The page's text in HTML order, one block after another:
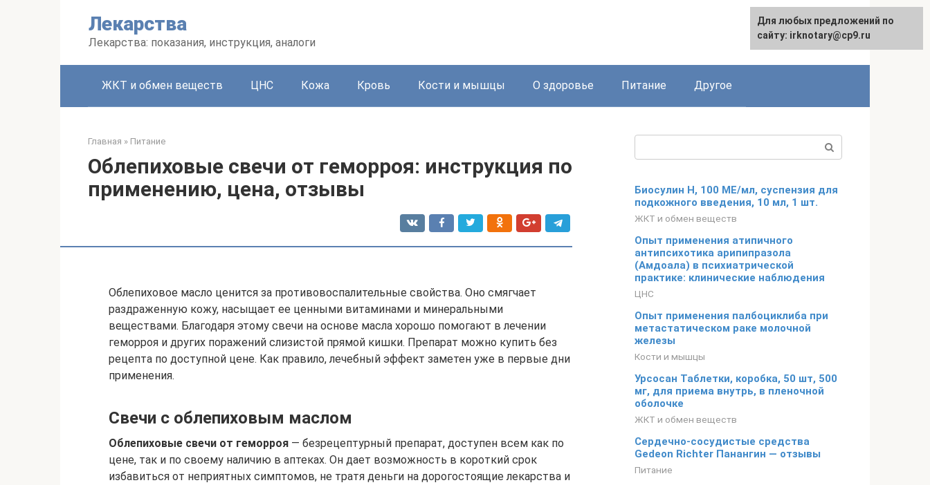
Лекарства
Лекарства: показания, инструкция, аналоги
ЖКТ и обмен веществ ЦНС Кожа Кровь Кости и мышцы О здоровье Питание Другое
Главная » Питание
Облепиховые свечи от геморроя: инструкция по
применению, цена, отзывы
Облепиховое масло ценится за противовоспалительные свойства. Оно смягчает
раздраженную кожу, насыщает ее ценными витаминами и минеральными
веществами. Благодаря этому свечи на основе масла хорошо помогают в лечении
геморроя и других поражений слизистой прямой кишки. Препарат можно купить без
рецепта по доступной цене. Как правило, лечебный эффект заметен уже в первые дни
применения.
Свечи с облепиховым маслом
Облепиховые свечи от геморроя — безрецептурный препарат, доступен всем как по
цене, так и по своему наличию в аптеках. Он дает возможность в короткий срок
избавиться от неприятных симптомов, не тратя деньги на дорогостоящие лекарства и
Биосулин Н, 100 МЕ/мл, суспензия для
подкожного введения, 10 мл, 1 шт.
ЖКТ и обмен веществ
Опыт применения атипичного
антипсихотика арипипразола
(Амдоала) в психиатрической
практике: клинические наблюдения
ЦНС
Опыт применения палбоциклиба при
метастатическом раке молочной
железы
Кости и мышцы
Урсосан Таблетки, коробка, 50 шт, 500
мг, для приема внутрь, в пленочной
оболочке
ЖКТ и обмен веществ
Сердечно-сосудистые средства
Gedeon Richter Панангин — отзывы
Питание
Для любых предложений по
сайту: irknotary@cp9.ru